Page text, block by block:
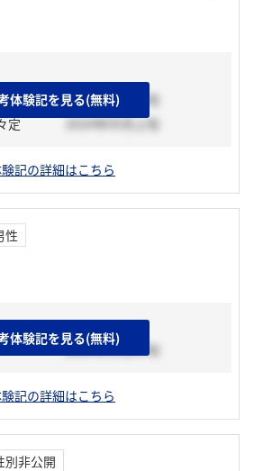
シート
2024年02月下旬
定
2024年05月上旬
記の詳細はこちら
体験記を見る(無料)
性
シート
2024年01月中旬
記の詳細はこちら
体験記を見る(無料)
別非公開